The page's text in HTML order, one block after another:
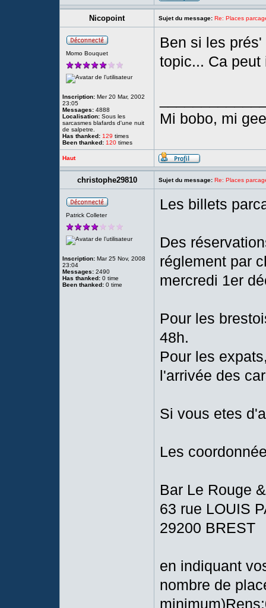
Nicopoint Sujet du message: Re: Places
Momo Bouquet
Inscription: Mer 20 Mar, 2002
23:05
Messages: 4888
Localisation: Sous les
sarcasmes blafards d'une nuit
de salpetre.
Has thanked: 129 times
Been thanked: 120 times
Ben si les
topic... Ca
Mi bobo, mi
Haut
christophe29810 Sujet du message: Re: Places
Patrick Colleter
Inscription: Mar 25 Nov, 2008
23:04
Messages: 2490
Has thanked: 0 time
Been thanked: 0 time
Les billets
Des
réglement par
mercredi 1er
Pour les
48h.
Pour les
l'arrivée des
Si vous etes
Les
Bar Le Rouge
63 rue LOUIS
29200 BREST
en indiquant
nombre de